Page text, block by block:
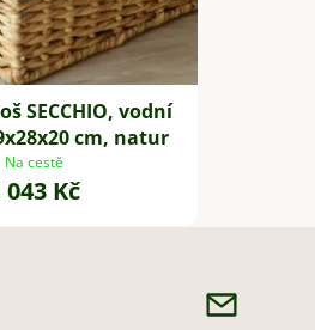
SECCHIO, vodní
cm, natur
Na cestě
043 Kč